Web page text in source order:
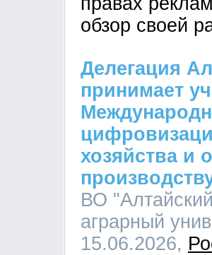
обзор своей
Делегация
принимает
хозяйства и
ВО
аграрный
15.06.2026,